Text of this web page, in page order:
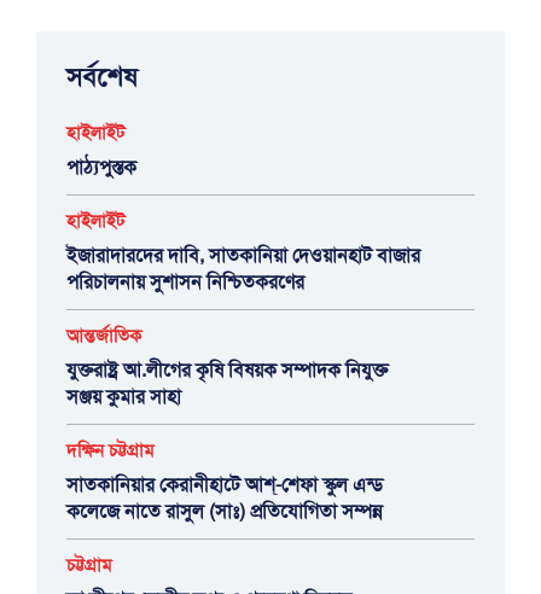
সর্বশেষ
হাইলাইট
পাঠ্যপুস্তক
হাইলাইট
ইজারাদারদের দাবি, সাতকানিয়া দেওয়ানহাট বাজার
পরিচালনায় সুশাসন নিশ্চিতকরণের
আন্তর্জাতিক
যুক্তরাষ্ট্র আ.লীগের কৃষি বিষয়ক সম্পাদক নিযুক্ত
সঞ্জয় কুমার সাহা
দক্ষিন চট্টগ্রাম
সাতকানিয়ার কেরানীহাটে আশ্-শেফা স্কুল এন্ড
কলেজে নাতে রাসুল (সাঃ) প্রতিযোগিতা সম্পন্ন
চট্টগ্রাম